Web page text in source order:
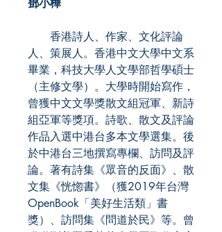
鄧小樺
香港詩人、作家、文化評論
人、策展人。香港中文大學中文系
畢業，科技大學人文學部哲學碩士
（主修文學）。大學時開始寫作，
曾獲中文文學獎散文組冠軍、新詩
組亞軍等獎項。詩歌、散文及評論
作品入選中港台多本文學選集。後
於中港台三地撰寫專欄、訪問及評
論。著有詩集《眾音的反面》、散
文集《恍惚書》（獲2019年台灣
OpenBook「美好生活類」書
獎）、訪問集《問道於民》等。曾